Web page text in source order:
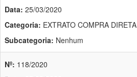
Data: 25/03/2020
Categoria: EXTRATO COMPRA DIRETA
Subcategoria: Nenhum
Nº: 118/2020